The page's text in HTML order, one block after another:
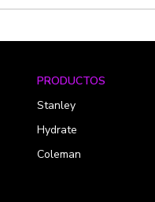
PRODUCTOS
Stanley
Hydrate
Coleman